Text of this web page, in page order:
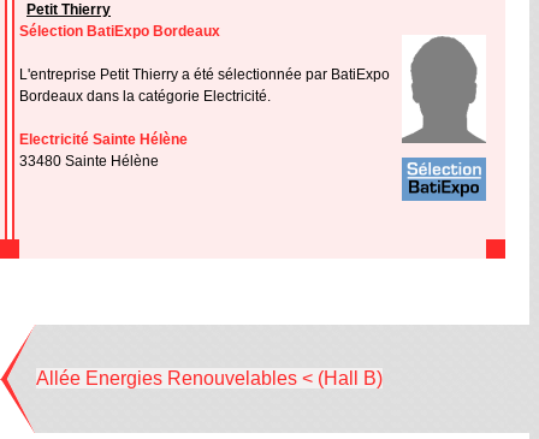
Petit Thierry
Sélection BatiExpo Bordeaux
L'entreprise Petit Thierry a été sélectionnée par BatiExpo
Bordeaux dans la catégorie Electricité.
Electricité Sainte Hélène
33480 Sainte Hélène
Allée Energies Renouvelables < (Hall B)